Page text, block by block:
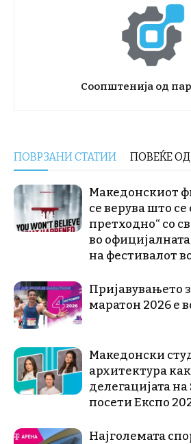
Соопштенија од
ПОВРЗАНИ СТАТИИ ПОВЕЌЕ
Македонскиот
се верува што се
претходно“ со
во
на фестивалот
Пријавувањето
маратон 2026 е
Македонски
архитектура
делегацијата
посети Експо
Најголемата